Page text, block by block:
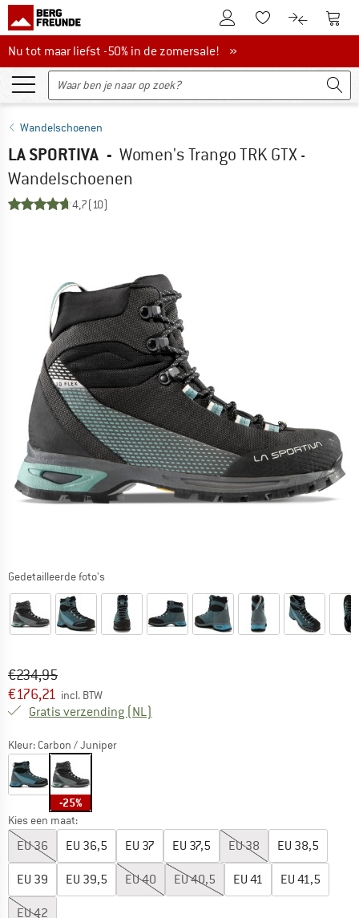
De klantenaccount
Naar deNaar de
Nu tot maar liefst -50% in de zomersale!
Nu tot maar liefst -50% in de zomersale! »
Wandelschoenen
LA SPORTIVA - Women's Trango TRK GTX -
Wandelschoenen
4,7(10)
Gedetailleerde foto's
Oorspronkelijke prijs :
€234,95
Prijs:
€176,21 incl. BTW
Gratis verzending (NL)
Kleur: Carbon / Juniper
-25%
Kies een maat:
EU36 EU 36,5 EU 37 EU 37,5 EU38 EU 38,5
EU 39 EU 39,5 EU40 EU40,5 EU 41 EU 41,5
EU42